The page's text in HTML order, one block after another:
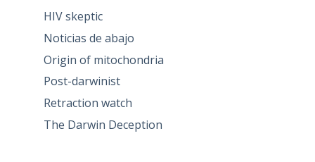
HIV skeptic
Noticias de abajo
Origin of mitochondria
Post-darwinist
Retraction watch
The Darwin Deception